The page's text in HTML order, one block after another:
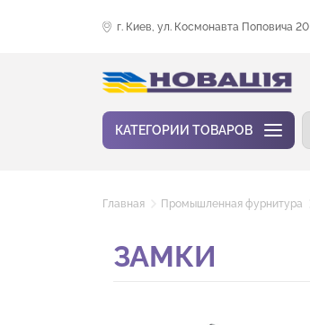
г. Киев, ул. Космонавта Поповича 20
КАТЕГОРИИ ТОВАРОВ
Главная Промышленная фурнитура
ЗАМКИ